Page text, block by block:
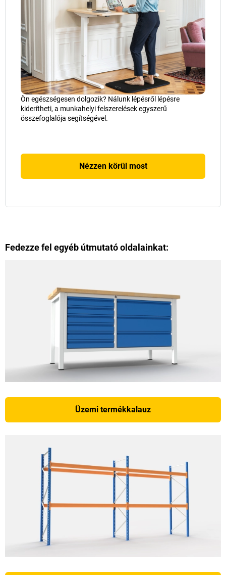
Ön egészségesen dolgozik? Nálunk lépésről lépésre
kiderítheti, a munkahelyi felszerelések egyszerű
összefoglalója segítségével.
Nézzen körül most
Fedezze fel egyéb útmutató oldalainkat:
Üzemi termékkalauz